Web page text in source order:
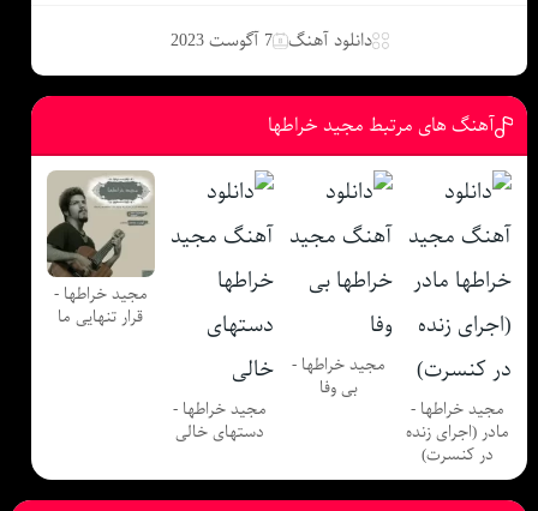
دانلود آهنگ 7 آگوست 2023
آهنگ های مرتبط مجید خراطها
مجید خراطها -
مادر (اجرای زنده
در کنسرت)
مجید خراطها -
بی وفا
مجید خراطها -
دستهای خالی
مجید خراطها -
قرار تنهایی ما